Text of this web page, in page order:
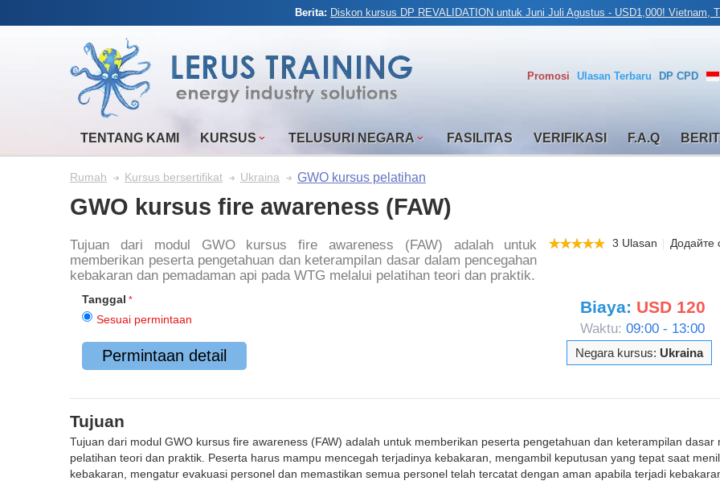
Berita: Diskon kursus DP REVALIDATION untuk Juni Juli Agustus - USD1,000! Vietnam,
Promosi Ulasan Terbaru DP CPD
TENTANG KAMI KURSUS TELUSURI NEGARA FASILITAS VERIFIKASI F.A.Q
Rumah Kursus bersertifikat Ukraina GWO kursus pelatihan
GWO kursus fire awareness (FAW)
3 Ulasan Додайте
Tujuan dari modul GWO kursus fire awareness (FAW) adalah untuk
memberikan peserta pengetahuan dan keterampilan dasar dalam pencegahan
kebakaran dan pemadaman api pada WTG melalui pelatihan teori dan praktik.
Tanggal
Sesuai permintaan
Permintaan detail
Biaya: USD 120
Waktu:09:00 - 13:00
Negara kursus: Ukraina
Tujuan
Tujuan dari modul GWO kursus fire awareness (FAW) adalah untuk memberikan peserta pengetahuan dan keterampilan dasar
pelatihan teori dan praktik. Peserta harus mampu mencegah terjadinya kebakaran, mengambil keputusan yang tepat saat
kebakaran, mengatur evakuasi personel dan memastikan semua personel telah tercatat dengan aman apabila terjadi